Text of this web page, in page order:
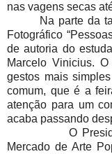
nas vagens secas
Na parte da
Fotográfico
de autoria do
Marcelo Vinicius.
gestos mais
comum, que é a
atenção para um
acaba passando
O Presidente
Mercado de Arte